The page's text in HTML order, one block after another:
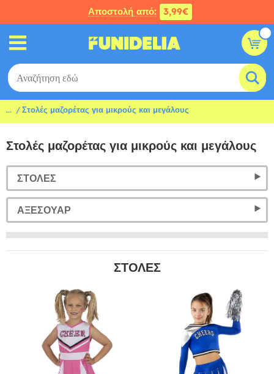
Αποστολή από: 3,99€
... Στολές μαζορέτας για μικρούς και μεγάλους
Στολές μαζορέτας για μικρούς και μεγάλους
ΣΤΟΛΈΣ
ΑΞΕΣΟΥΆΡ
ΣΤΟΛΈΣ